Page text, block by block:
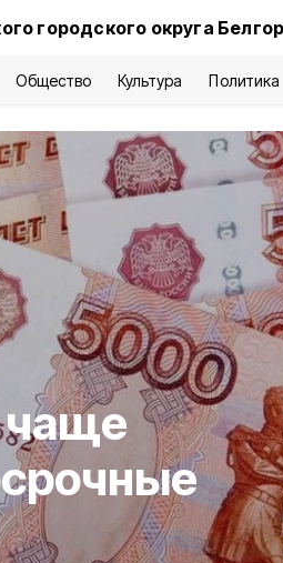
городского округа
Общество Культура Политика
чаще